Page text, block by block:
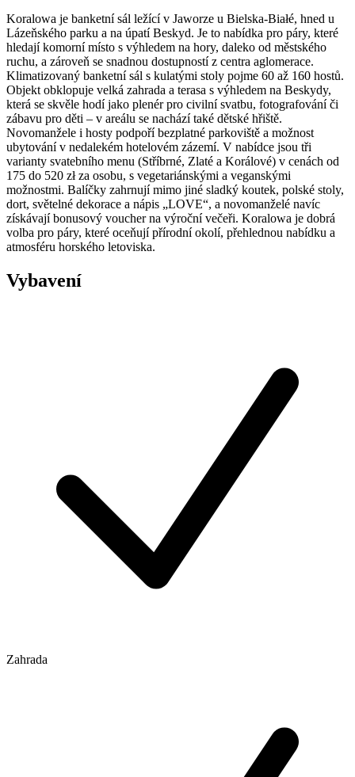
Koralowa je banketní sál ležící v Jaworze u Bielska-Białé, hned u
Lázeňského parku a na úpatí Beskyd. Je to nabídka pro páry, které
hledají komorní místo s výhledem na hory, daleko od městského
ruchu, a zároveň se snadnou dostupností z centra aglomerace.
Klimatizovaný banketní sál s kulatými stoly pojme 60 až 160 hostů.
Objekt obklopuje velká zahrada a terasa s výhledem na Beskydy,
která se skvěle hodí jako plenér pro civilní svatbu, fotografování či
zábavu pro děti – v areálu se nachází také dětské hřiště.
Novomanžele i hosty podpoří bezplatné parkoviště a možnost
ubytování v nedalekém hotelovém zázemí. V nabídce jsou tři
varianty svatebního menu (Stříbrné, Zlaté a Korálové) v cenách od
175 do 520 zł za osobu, s vegetariánskými a veganskými
možnostmi. Balíčky zahrnují mimo jiné sladký koutek, polské stoly,
dort, světelné dekorace a nápis „LOVE“, a novomanželé navíc
získávají bonusový voucher na výroční večeři. Koralowa je dobrá
volba pro páry, které oceňují přírodní okolí, přehlednou nabídku a
atmosféru horského letoviska.
Vybavení
Zahrada